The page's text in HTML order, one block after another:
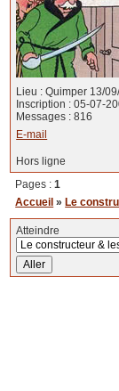
Lieu : Quimper 13/
Inscription : 05-07-
Messages : 816
E-mail
Hors ligne
Pages :1
Accueil »Le
Atteindre